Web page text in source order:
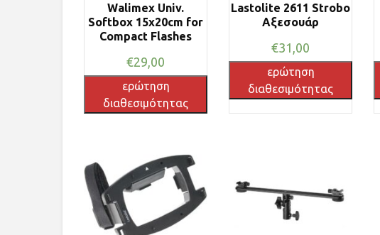
Walimex Univ.
Softbox 15x20cm for
Compact Flashes
€29,00
ερώτηση
διαθεσιμότητας
Lastolite 2611 Strobo
Αξεσουάρ
€31,00
ερώτηση
διαθεσιμότητας